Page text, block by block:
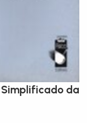
Simplificado da